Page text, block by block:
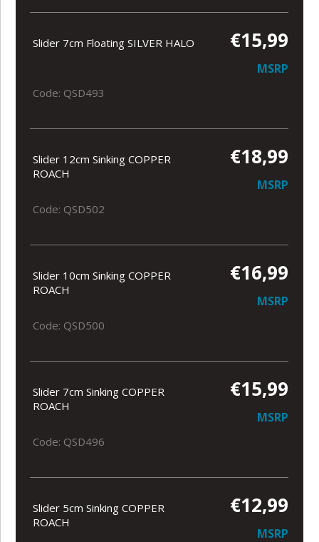
Slider 7cm Floating SILVER HALO €15,99
MSRP
Code: QSD493
Slider 12cm Sinking COPPER
ROACH
€18,99
MSRP
Code: QSD502
Slider 10cm Sinking COPPER
ROACH
€16,99
MSRP
Code: QSD500
Slider 7cm Sinking COPPER
ROACH
€15,99
MSRP
Code: QSD496
Slider 5cm Sinking COPPER
ROACH
€12,99
MSRP